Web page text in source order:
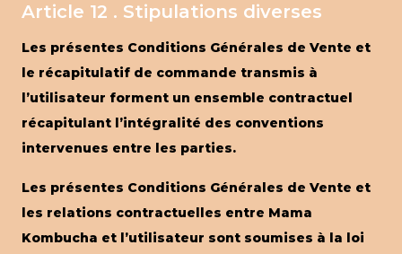
Article 12 . Stipulations diverses
Les présentes Conditions Générales de Vente et
le récapitulatif de commande transmis à
l’utilisateur forment un ensemble contractuel
récapitulant l’intégralité des conventions
intervenues entre les parties.
Les présentes Conditions Générales de Vente et
les relations contractuelles entre Mama
Kombucha et l’utilisateur sont soumises à la loi